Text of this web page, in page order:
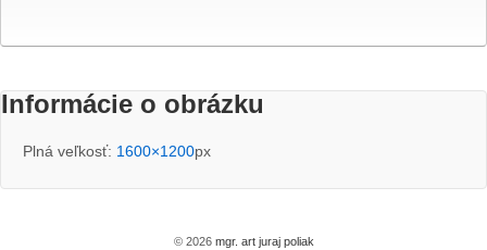
Informácie o obrázku
Plná veľkosť: 1600×1200px
© 2026mgr. art juraj poliak